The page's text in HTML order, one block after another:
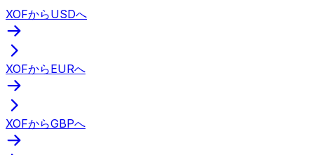
XOFからUSDへ
XOFからEURへ
XOFからGBPへ